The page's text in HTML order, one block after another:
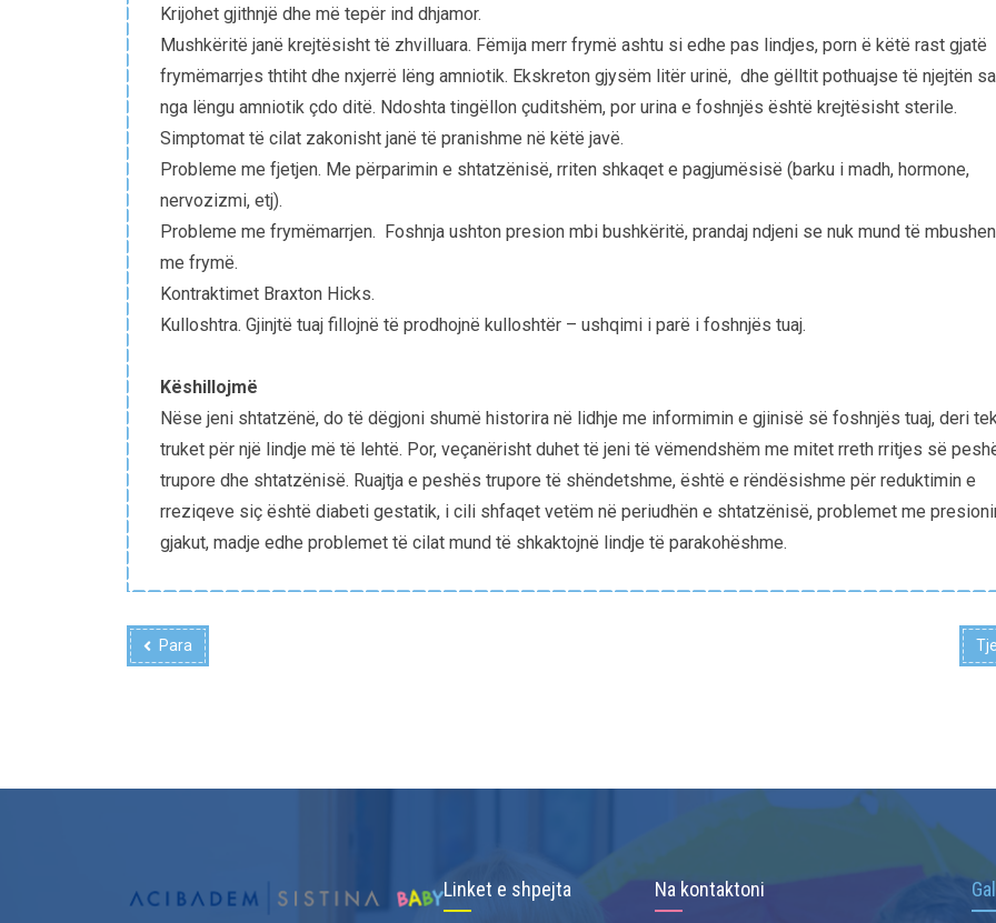
Krijohet gjithnjë dhe më tepër ind dhjamor.
Mushkëritë janë krejtësisht të zhvilluara. Fëmija merr frymë ashtu si edhe pas lindjes, porn ë këtë rast gjatë
frymëmarrjes thtiht dhe nxjerrë lëng amniotik. Ekskreton gjysëm litër urinë, dhe gëlltit pothuajse të njejtën
nga lëngu amniotik çdo ditë. Ndoshta tingëllon çuditshëm, por urina e foshnjës është krejtësisht sterile.
Simptomat të cilat zakonisht janë të pranishme në këtë javë.
Probleme me fjetjen. Me përparimin e shtatzënisë, rriten shkaqet e pagjumësisë (barku i madh, hormone,
nervozizmi, etj).
Probleme me frymëmarrjen. Foshnja ushton presion mbi bushkëritë, prandaj ndjeni se nuk mund të
me frymë.
Kontraktimet Braxton Hicks.
Kulloshtra. Gjinjtë tuaj fillojnë të prodhojnë kulloshtër – ushqimi i parë i foshnjës tuaj.
Këshillojmë
Nëse jeni shtatzënë, do të dëgjoni shumë historira në lidhje me informimin e gjinisë së foshnjës tuaj, deri
truket për një lindje më të lehtë. Por, veçanërisht duhet të jeni të vëmendshëm me mitet rreth rritjes së
trupore dhe shtatzënisë. Ruajtja e peshës trupore të shëndetshme, është e rëndësishme për reduktimin e
rreziqeve siç është diabeti gestatik, i cili shfaqet vetëm në periudhën e shtatzënisë, problemet me
gjakut, madje edhe problemet të cilat mund të shkaktojnë lindje të parakohëshme.
Para
Linket e shpejta Na kontaktoni